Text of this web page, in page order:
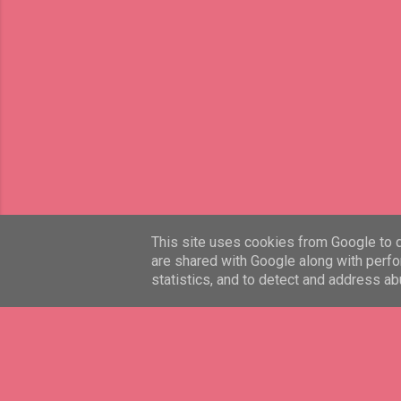
This site uses cookies from Google to
are shared with Google along with
statistics, and to detect and address